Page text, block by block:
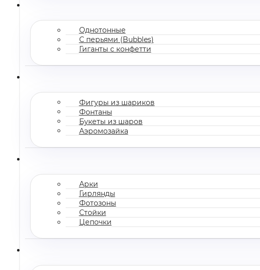
Однотонные
С перьями (Bubbles)
Гиганты с конфетти
Фигуры из шариков
Фонтаны
Букеты из шаров
Аэромозайка
Арки
Гирлянды
Фотозоны
Стойки
Цепочки